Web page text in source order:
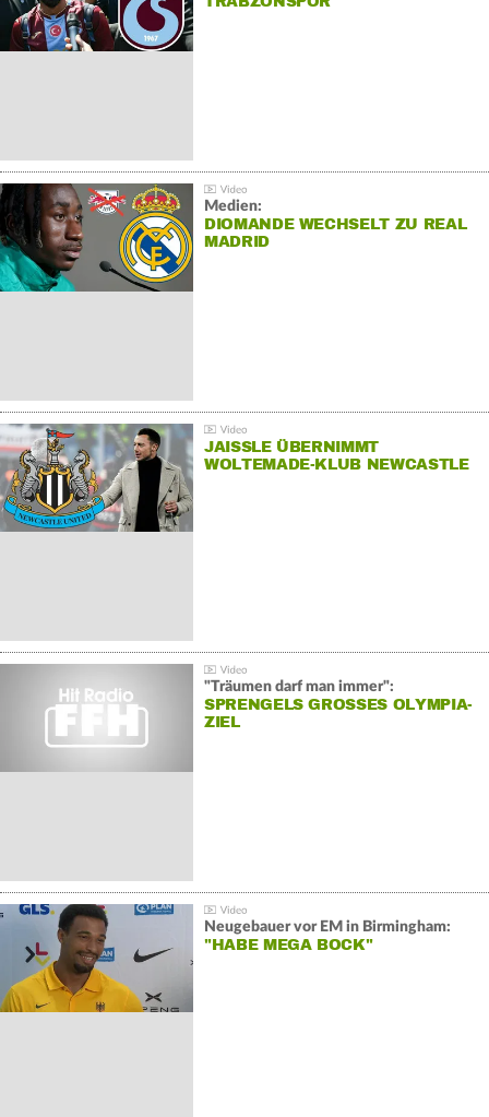
Medien:
DIOMANDE WECHSELT ZU REAL
MADRID
JAISSLE ÜBERNIMMT
WOLTEMADE-KLUB NEWCASTLE
"Träumen darf man immer":
SPRENGELS GROSSES OLYMPIA-Z
IEL
Neugebauer vor EM in Birmingham:
"HABE MEGA BOCK"